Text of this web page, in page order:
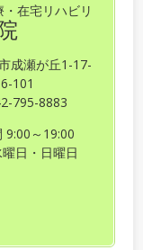
在宅リハビリ
成瀬が丘1-17-
101
795-8883
9:00～19:00
日・日曜日